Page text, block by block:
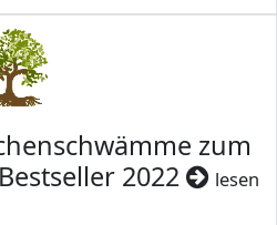
zum
2022
lesen